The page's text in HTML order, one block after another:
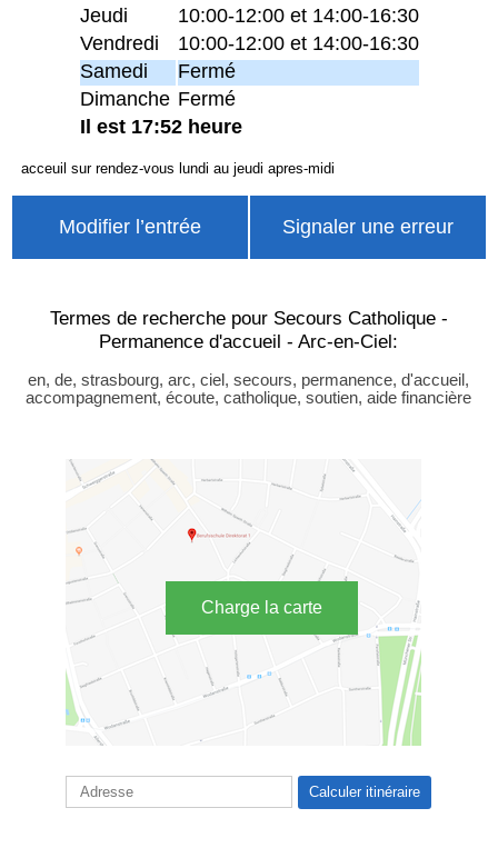
Jeudi
10:00-12:00 et 14:00-16:30
Vendredi
10:00-12:00 et 14:00-16:30
Samedi
Fermé
Dimanche Fermé
Il est 17:52 heure
acceuil sur rendez-vous lundi au jeudi apres-midi
Modifier l’entrée Signaler une erreur
Termes de recherche pour Secours Catholique -
Permanence d'accueil - Arc-en-Ciel:
en, de, strasbourg, arc, ciel, secours, permanence, d'accueil,
accompagnement, écoute, catholique, soutien, aide financière
Charge la carte